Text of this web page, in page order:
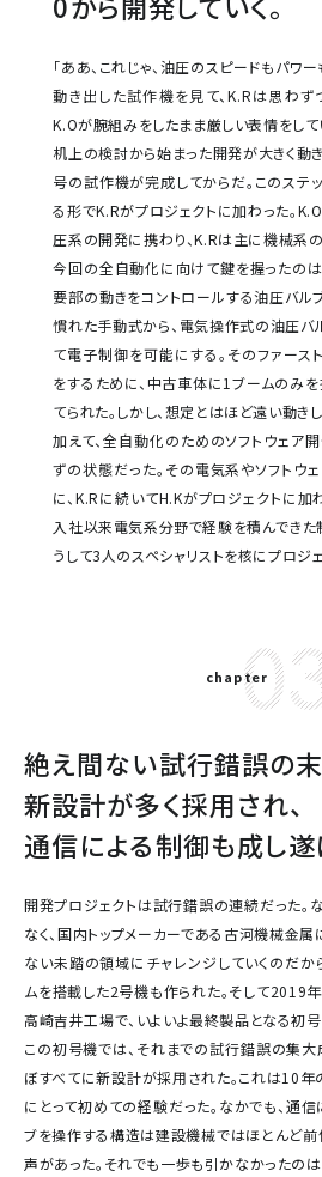
「ああ、これじゃ、油圧のスピードもパワ
動き出した試作機を見て、K.Rは思わず
K.Oが腕組みをしたまま厳しい表情をして
机上の検討から始まった開発が大きく動
号の試作機が完成してからだ。このステ
る形でK.Rがプロジェクトに加わった。
圧系の開発に携わり、K.Rは主に機械系
今回の全自動化に向けて鍵を握ったのは
要部の動きをコントロールする油圧バル
慣れた手動式から、電気操作式の油圧バ
て電子制御を可能にする。そのファース
をするために、中古車体に1ブームのみ
てられた。しかし、想定とはほど遠い動き
加えて、全自動化のためのソフトウェア
ずの状態だった。その電気系やソフトウ
に、K.Rに続いてH.Kがプロジェクトに加
入社以来電気系分野で経験を積んできた
うして3人のスペシャリストを核にプロジ
chapter
絶え間ない試行錯誤の末
新設計が多く採用され、
通信による制御も成し遂
開発プロジェクトは試行錯誤の連続だった。
なく、国内トップメーカーである古河機械金
ない未踏の領域にチャレンジしていくのだか
ムを搭載した2号機も作られた。そして2019
高崎吉井工場で、いよいよ最終製品となる初
この初号機では、それまでの試行錯誤の集大
ぼすべてに新設計が採用された。これは10
にとって初めての経験だった。なかでも、通
ブを操作する構造は建設機械ではほとんど前
声があった。それでも一歩も引かなかったのは